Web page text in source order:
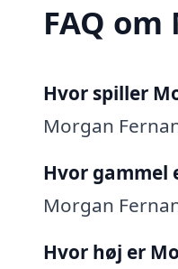
FAQ
Hvor spiller
Morgan
Hvor gammel
Morgan
Hvor høj er